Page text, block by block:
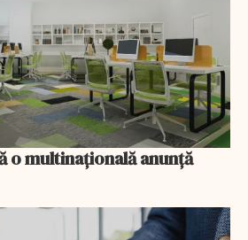
o multinaţională anunţă